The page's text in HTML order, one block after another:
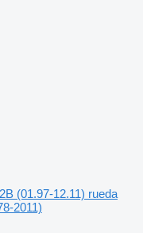
(01.97-12.11) rueda
2011)